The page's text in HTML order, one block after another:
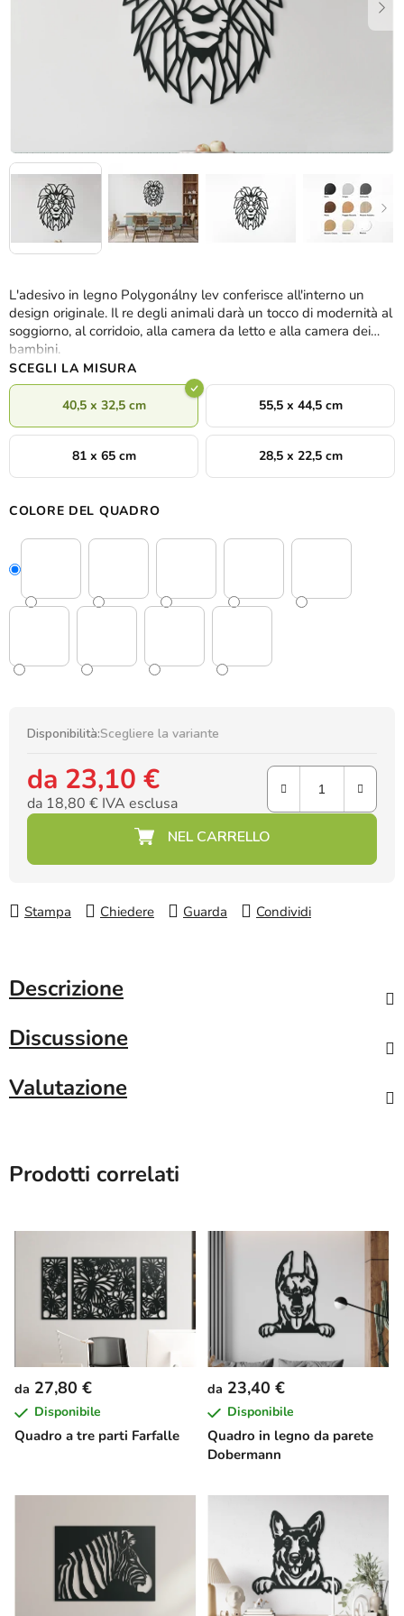
L'adesivo in legno Polygonálny lev conferisce all'interno un
design originale. Il re degli animali darà un tocco di modernità al
soggiorno, al corridoio, alla camera da letto e alla camera dei
bambini.
SCEGLI LA MISURA
40,5 x 32,5 cm 55,5 x 44,5 cm
81 x 65 cm 28,5 x 22,5 cm
COLORE DEL QUADRO
Disponibilità:Scegliere la variante
da 23,10 €
da 18,80 € IVA esclusa
Prezzo della misura:
Stampa Chiedere Guarda Condividi
Descrizione
Discussione
Valutazione
Prodotti correlati
Quadro a tre parti Farfalle
da 27,80 €
Disponibile
Quadro in legno da parete
Dobermann
da 23,40 €
Disponibile